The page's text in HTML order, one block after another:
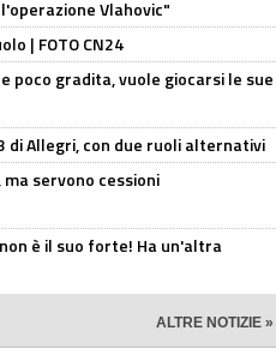
Vlahovic"
| FOTO CN24
poco gradita, vuole giocarsi le sue
di Allegri, con due ruoli alternativi
servono cessioni
è il suo forte! Ha un'altra
ALTRE NOTIZIE »